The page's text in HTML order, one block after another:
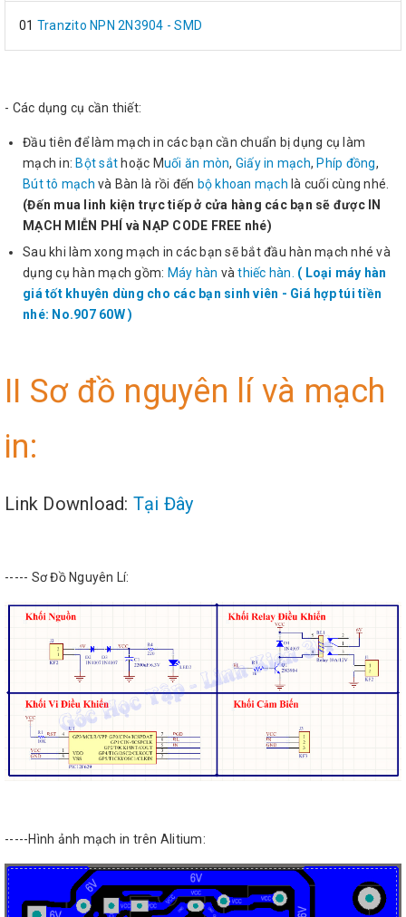
01 Tranzito NPN 2N3904 - SMD
- Các dụng cụ cần thiết:
Đầu tiên để làm mạch in các bạn cần chuẩn bị dụng cụ làm
mạch in: Bột sắt hoặc Muối ăn mòn, Giấy in mạch, Phíp đồng,
Bút tô mạch và Bàn là rồi đến bộ khoan mạch là cuối cùng nhé.
(Đến mua linh kiện trực tiếp ở cửa hàng các bạn sẽ được IN
MẠCH MIỄN PHÍ và NẠP CODE FREE nhé)
Sau khi làm xong mạch in các bạn sẽ bắt đầu hàn mạch nhé và
dụng cụ hàn mạch gồm: Máy hàn vàthiếc hàn. ( Loại máy hàn
giá tốt khuyên dùng cho các bạn sinh viên - Giá hợp túi tiền
nhé: No.907 60W )
II Sơ đồ nguyên lí và mạch
in:
Link Download: Tại Đây
----- Sơ Đồ Nguyên Lí:
-----Hình ảnh mạch in trên Alitium: